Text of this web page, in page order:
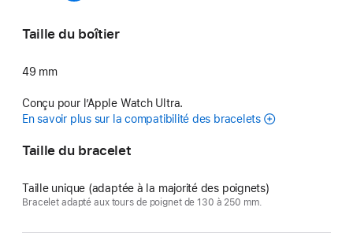
Taille du boîtier
49 mm
Conçu pour l’Apple Watch Ultra.
En savoir plus sur la compatibilité des bracelets
Taille du bracelet
Taille unique (adaptée à la majorité des poignets)
Bracelet adapté aux tours de poignet de 130 à 250 mm.